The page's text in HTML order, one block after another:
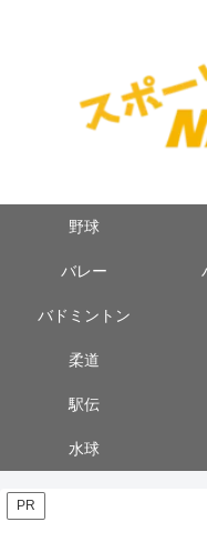
野球
バレー
バドミントン
柔道
駅伝
水球
PR